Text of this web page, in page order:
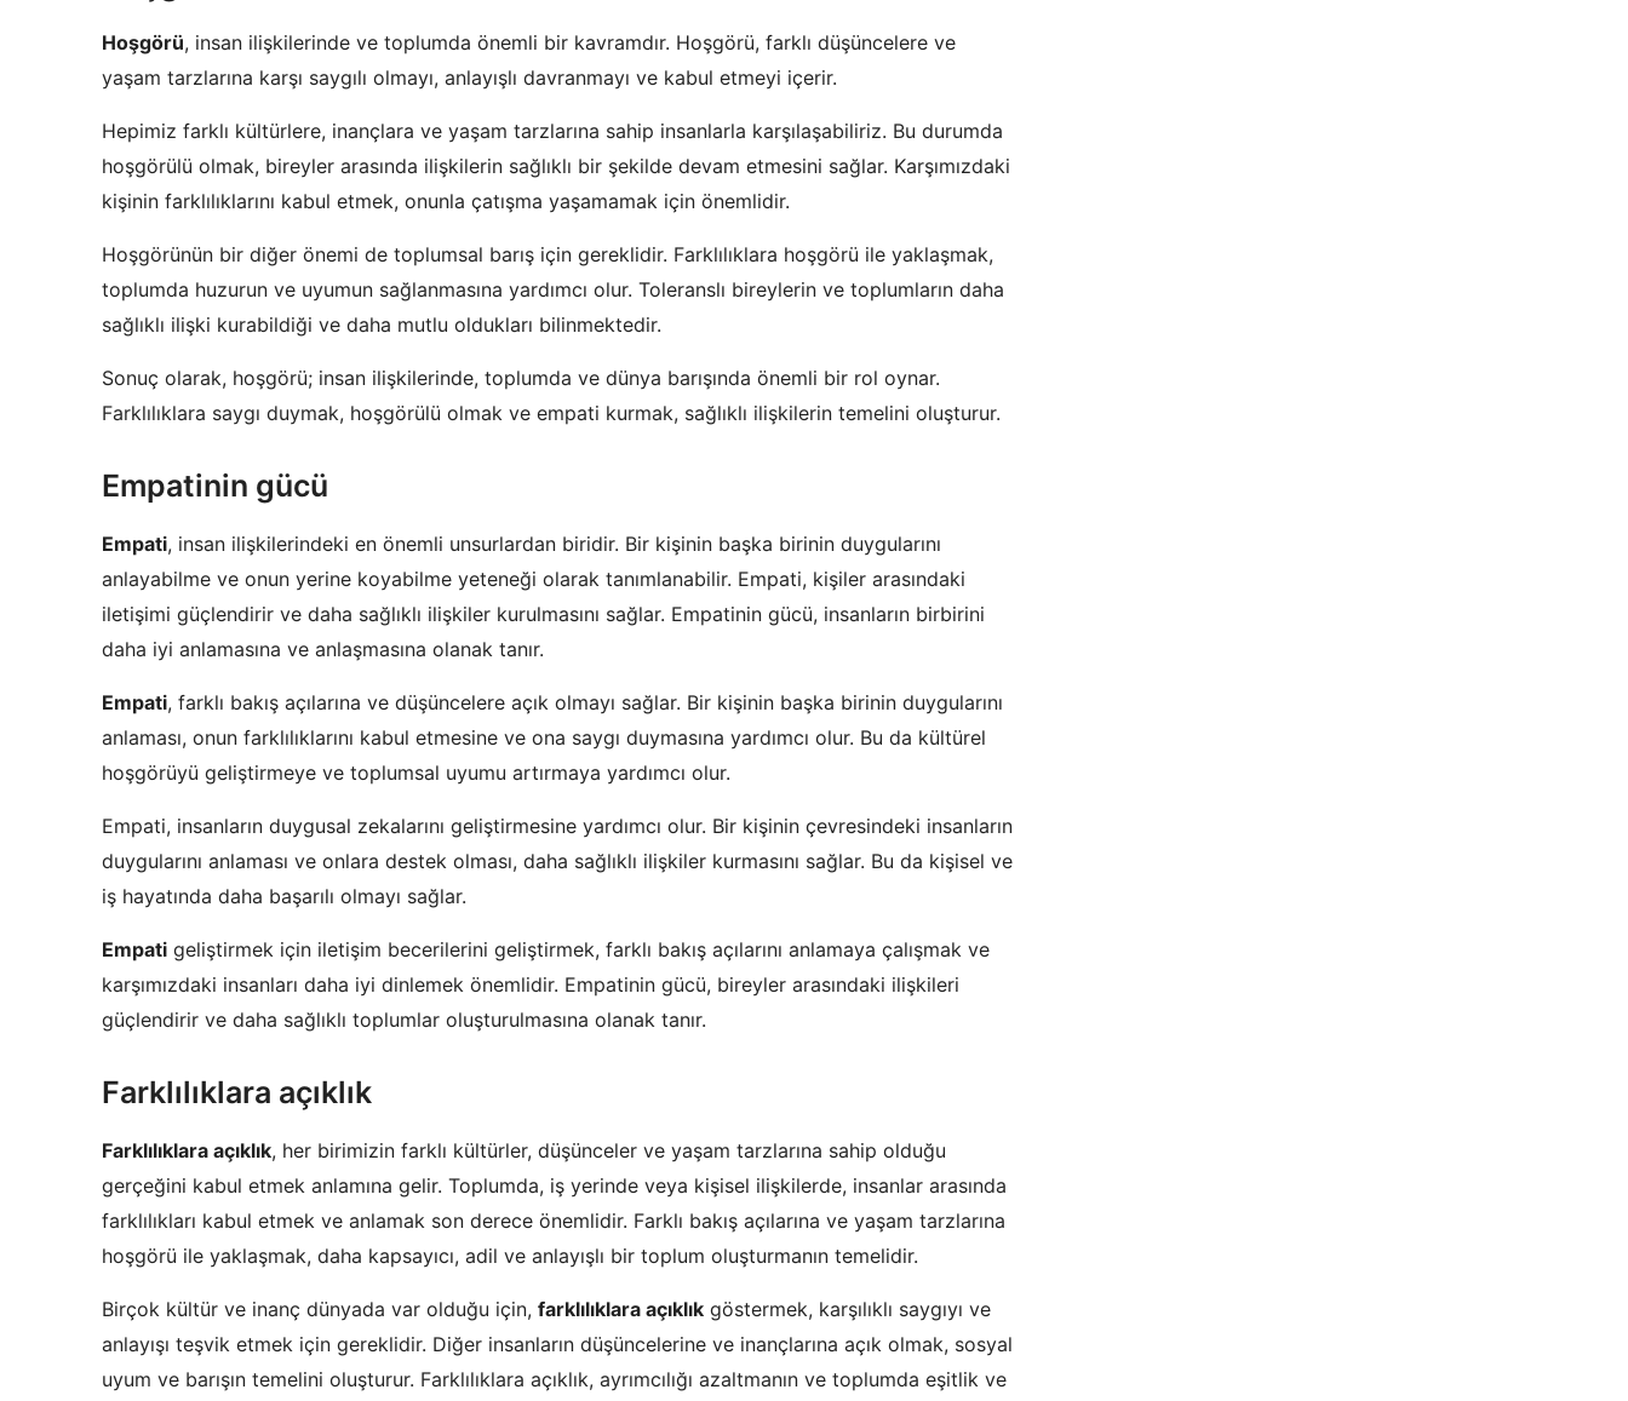
Hoşgörü, insan ilişkilerinde ve toplumda önemli bir kavramdır. Hoşgörü, farklı düşüncelere ve
yaşam tarzlarına karşı saygılı olmayı, anlayışlı davranmayı ve kabul etmeyi içerir.
Hepimiz farklı kültürlere, inançlara ve yaşam tarzlarına sahip insanlarla karşılaşabiliriz. Bu durumda
hoşgörülü olmak, bireyler arasında ilişkilerin sağlıklı bir şekilde devam etmesini sağlar. Karşımızdaki
kişinin farklılıklarını kabul etmek, onunla çatışma yaşamamak için önemlidir.
Hoşgörünün bir diğer önemi de toplumsal barış için gereklidir. Farklılıklara hoşgörü ile yaklaşmak,
toplumda huzurun ve uyumun sağlanmasına yardımcı olur. Toleranslı bireylerin ve toplumların daha
sağlıklı ilişki kurabildiği ve daha mutlu oldukları bilinmektedir.
Sonuç olarak, hoşgörü; insan ilişkilerinde, toplumda ve dünya barışında önemli bir rol oynar.
Farklılıklara saygı duymak, hoşgörülü olmak ve empati kurmak, sağlıklı ilişkilerin temelini oluşturur.
Empatinin gücü
Empati, insan ilişkilerindeki en önemli unsurlardan biridir. Bir kişinin başka birinin duygularını
anlayabilme ve onun yerine koyabilme yeteneği olarak tanımlanabilir. Empati, kişiler arasındaki
iletişimi güçlendirir ve daha sağlıklı ilişkiler kurulmasını sağlar. Empatinin gücü, insanların birbirini
daha iyi anlamasına ve anlaşmasına olanak tanır.
Empati, farklı bakış açılarına ve düşüncelere açık olmayı sağlar. Bir kişinin başka birinin duygularını
anlaması, onun farklılıklarını kabul etmesine ve ona saygı duymasına yardımcı olur. Bu da kültürel
hoşgörüyü geliştirmeye ve toplumsal uyumu artırmaya yardımcı olur.
Empati, insanların duygusal zekalarını geliştirmesine yardımcı olur. Bir kişinin çevresindeki insanların
duygularını anlaması ve onlara destek olması, daha sağlıklı ilişkiler kurmasını sağlar. Bu da kişisel ve
iş hayatında daha başarılı olmayı sağlar.
Empati geliştirmek için iletişim becerilerini geliştirmek, farklı bakış açılarını anlamaya çalışmak ve
karşımızdaki insanları daha iyi dinlemek önemlidir. Empatinin gücü, bireyler arasındaki ilişkileri
güçlendirir ve daha sağlıklı toplumlar oluşturulmasına olanak tanır.
Farklılıklara açıklık
Farklılıklara açıklık, her birimizin farklı kültürler, düşünceler ve yaşam tarzlarına sahip olduğu
gerçeğini kabul etmek anlamına gelir. Toplumda, iş yerinde veya kişisel ilişkilerde, insanlar arasında
farklılıkları kabul etmek ve anlamak son derece önemlidir. Farklı bakış açılarına ve yaşam tarzlarına
hoşgörü ile yaklaşmak, daha kapsayıcı, adil ve anlayışlı bir toplum oluşturmanın temelidir.
Birçok kültür ve inanç dünyada var olduğu için, farklılıklara açıklık göstermek, karşılıklı saygıyı ve
anlayışı teşvik etmek için gereklidir. Diğer insanların düşüncelerine ve inançlarına açık olmak, sosyal
uyum ve barışın temelini oluşturur. Farklılıklara açıklık, ayrımcılığı azaltmanın ve toplumda eşitlik ve